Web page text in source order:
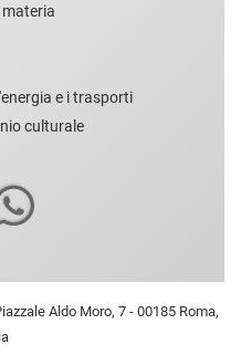
materia
e i trasporti
culturale
Aldo Moro, 7 - 00185 Roma,